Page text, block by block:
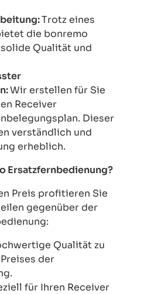
Trotz eines
die bonremo
Qualität und
Wir erstellen für Sie
Receiver
Dieser
verständlich und
erheblich.
Ersatzfernbedienung?
Preis profitieren Sie
gegenüber der
Qualität zu
der
für Ihren Receiver